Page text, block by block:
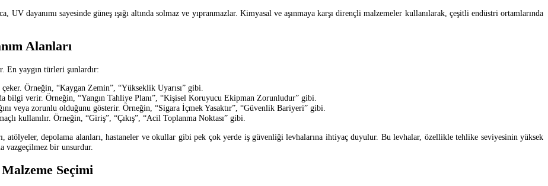
dayanımı sayesinde güneş ışığı altında solmaz ve yıpranmazlar. Kimyasal ve aşınmaya karşı dirençli malzemeler kullanılarak, çeşitli endüstri ortamlarında
Alanları
En yaygın türleri şunlardır:
Örneğin, “Kaygan Zemin”, “Yükseklik Uyarısı” gibi.
bilgi verir. Örneğin, “Yangın Tahliye Planı”, “Kişisel Koruyucu Ekipman Zorunludur” gibi.
veya zorunlu olduğunu gösterir. Örneğin, “Sigara İçmek Yasaktır”, “Güvenlik Bariyeri” gibi.
kullanılır. Örneğin, “Giriş”, “Çıkış”, “Acil Toplanma Noktası” gibi.
atölyeler, depolama alanları, hastaneler ve okullar gibi pek çok yerde iş güvenliği levhalarına ihtiyaç duyulur. Bu levhalar, özellikle tehlike seviyesinin yüksek
vazgeçilmez bir unsurdur.
Seçimi